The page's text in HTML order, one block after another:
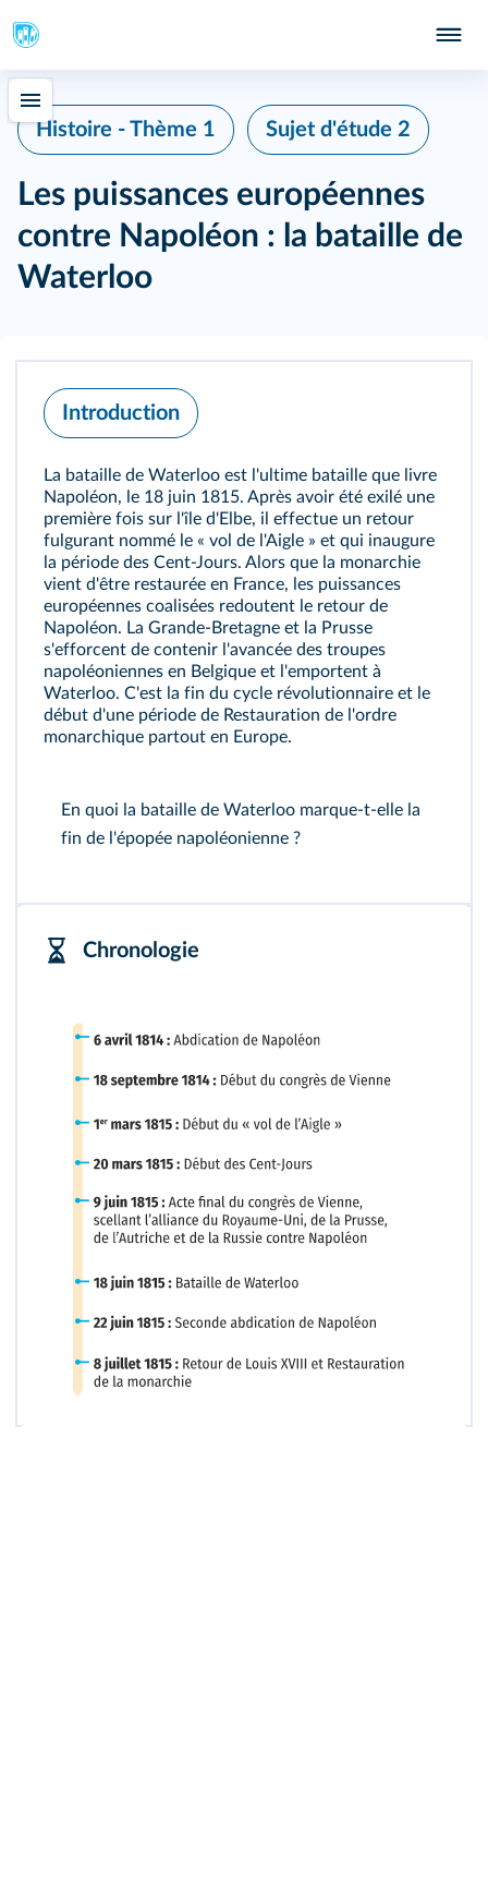
Histoire - Thème 1 Sujet d'étude 2
Les puissances européennes
contre Napoléon : la bataille de
Waterloo
Introduction
La bataille de Waterloo est l'ultime bataille que livre
Napoléon, le 18 juin 1815. Après avoir été exilé une
première fois sur l'île d'Elbe, il effectue un retour
fulgurant nommé le « vol de l'Aigle » et qui inaugure
la période des Cent-Jours. Alors que la monarchie
vient d'être restaurée en France, les puissances
européennes coalisées redoutent le retour de
Napoléon. La Grande-Bretagne et la Prusse
s'efforcent de contenir l'avancée des troupes
napoléoniennes en Belgique et l'emportent à
Waterloo. C'est la fin du cycle révolutionnaire et le
début d'une période de Restauration de l'ordre
monarchique partout en Europe.
En quoi la bataille de Waterloo marque-t-elle la
fin de l'épopée napoléonienne ?
Chronologie